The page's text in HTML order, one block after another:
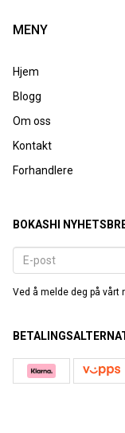
MENY
Hjem
Blogg
Om oss
Kontakt
Forhandlere
BOKASHI
Ved å melde deg på vårt